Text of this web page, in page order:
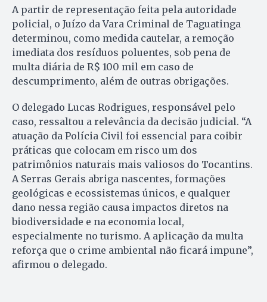
A partir de representação feita pela autoridade
policial, o Juízo da Vara Criminal de Taguatinga
determinou, como medida cautelar, a remoção
imediata dos resíduos poluentes, sob pena de
multa diária de R$ 100 mil em caso de
descumprimento, além de outras obrigações.
O delegado Lucas Rodrigues, responsável pelo
caso, ressaltou a relevância da decisão judicial. “A
atuação da Polícia Civil foi essencial para coibir
práticas que colocam em risco um dos
patrimônios naturais mais valiosos do Tocantins.
A Serras Gerais abriga nascentes, formações
geológicas e ecossistemas únicos, e qualquer
dano nessa região causa impactos diretos na
biodiversidade e na economia local,
especialmente no turismo. A aplicação da multa
reforça que o crime ambiental não ficará impune”,
afirmou o delegado.